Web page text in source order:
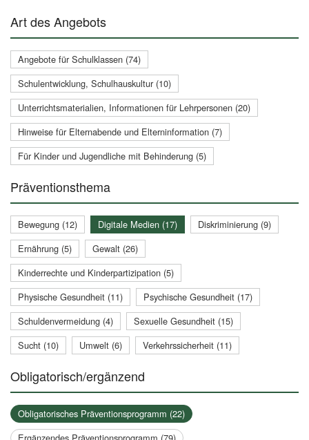
Art des Angebots
Angebote für Schulklassen (74)
Schulentwicklung, Schulhauskultur (10)
Unterrichtsmaterialien, Informationen für Lehrpersonen (20)
Hinweise für Elternabende und Elterninformation (7)
Für Kinder und Jugendliche mit Behinderung (5)
Präventionsthema
Bewegung (12) Digitale Medien (17)
Diskriminierung (9)
Ernährung (5)
Gewalt (26)
Kinderrechte und Kinderpartizipation (5)
Physische Gesundheit (11)
Psychische Gesundheit (17)
Schuldenvermeidung (4)
Sexuelle Gesundheit (15)
Sucht (10)
Umwelt (6) Verkehrssicherheit (11)
Obligatorisch/ergänzend
Obligatorisches Präventionsprogramm (22)